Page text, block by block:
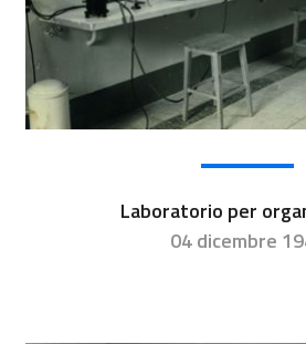
Laboratorio per
04 dicembre